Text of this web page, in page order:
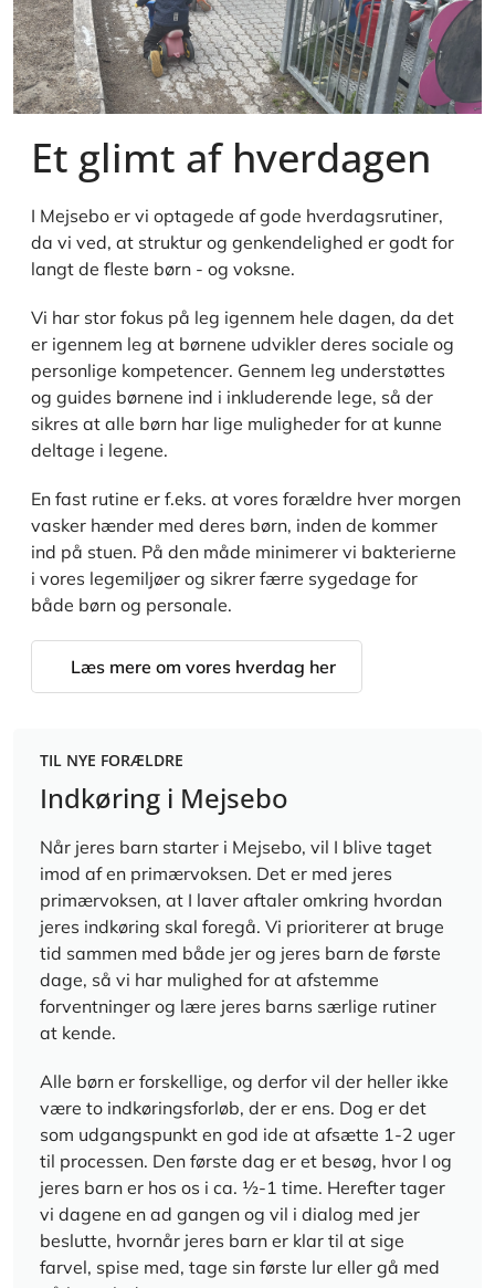
Et glimt af hverdagen
I Mejsebo er vi optagede af gode hverdagsrutiner,
da vi ved, at struktur og genkendelighed er godt for
langt de fleste børn - og voksne.
Vi har stor fokus på leg igennem hele dagen, da det
er igennem leg at børnene udvikler deres sociale og
personlige kompetencer. Gennem leg understøttes
og guides børnene ind i inkluderende lege, så der
sikres at alle børn har lige muligheder for at kunne
deltage i legene.
En fast rutine er f.eks. at vores forældre hver morgen
vasker hænder med deres børn, inden de kommer
ind på stuen. På den måde minimerer vi bakterierne
i vores legemiljøer og sikrer færre sygedage for
både børn og personale.
Læs mere om vores hverdag her
TIL NYE FORÆLDRE
Indkøring i Mejsebo
Når jeres barn starter i Mejsebo, vil I blive taget
imod af en primærvoksen. Det er med jeres
primærvoksen, at I laver aftaler omkring hvordan
jeres indkøring skal foregå. Vi prioriterer at bruge
tid sammen med både jer og jeres barn de første
dage, så vi har mulighed for at afstemme
forventninger og lære jeres barns særlige rutiner
at kende.
Alle børn er forskellige, og derfor vil der heller ikke
være to indkøringsforløb, der er ens. Dog er det
som udgangspunkt en god ide at afsætte 1-2 uger
til processen. Den første dag er et besøg, hvor I og
jeres barn er hos os i ca. ½-1 time. Herefter tager
vi dagene en ad gangen og vil i dialog med jer
beslutte, hvornår jeres barn er klar til at sige
farvel, spise med, tage sin første lur eller gå med